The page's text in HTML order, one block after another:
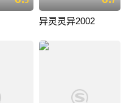
异灵灵异2002